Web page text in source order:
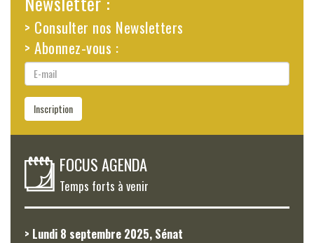
> Consulter nos Newsletters
> Abonnez-vous :
E-
mail
Inscription
FOCUS AGENDA
Temps forts à venir
> Lundi 8 septembre 2025, Sénat